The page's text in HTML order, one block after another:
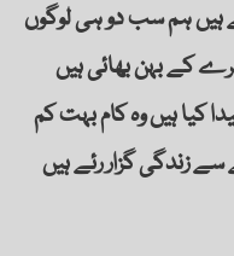
ہیں ہم سب دو ہی لوگوں
کے بہن بھائی ہیں
کیا ہیں وہ کام بہت کم
زندگی گزار رئے ہیں